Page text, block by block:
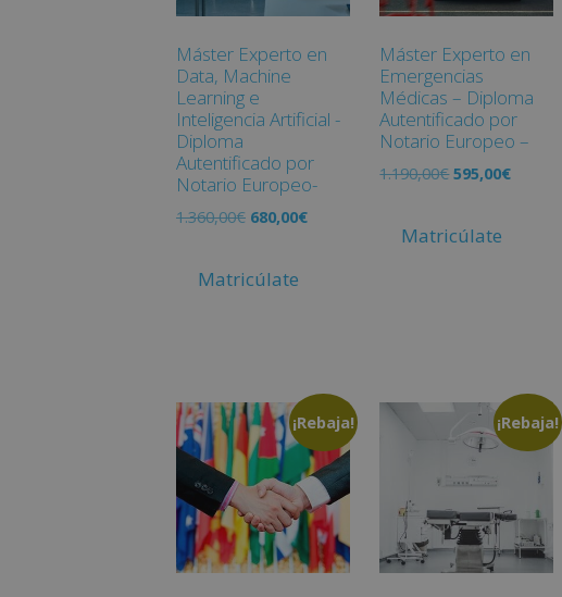
Máster Experto en
Data, Machine
Learning e
Inteligencia Artificial -
Diploma
Autentificado por
Notario Europeo-
1.360,00€ 680,00€
Matricúlate
Máster Experto en
Emergencias
Médicas – Diploma
Autentificado por
Notario Europeo –
1.190,00€ 595,00€
Matricúlate
¡Rebaja! ¡Rebaja!